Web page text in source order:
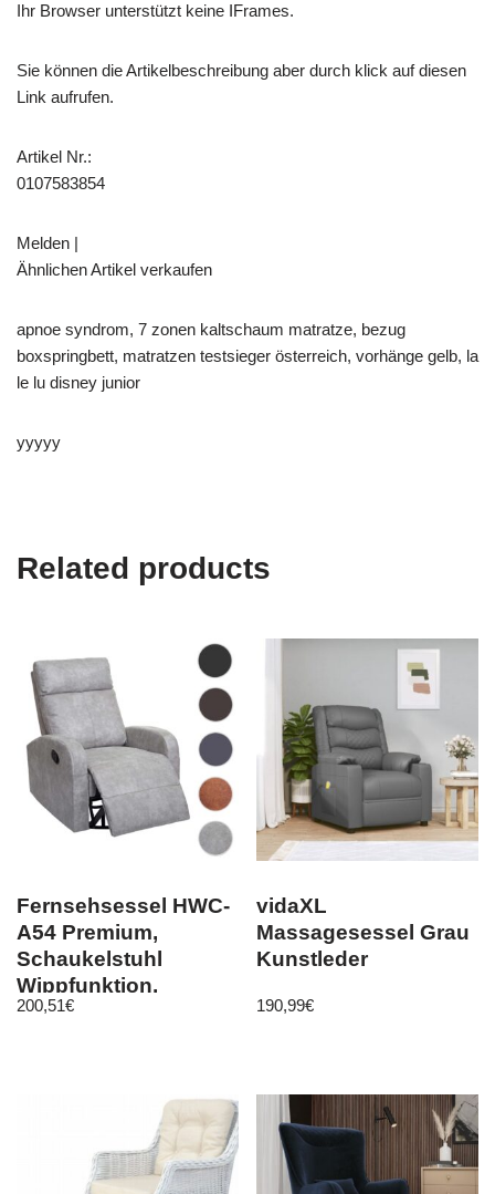
Ihr Browser unterstützt keine IFrames.
Sie können die Artikelbeschreibung aber durch klick auf diesen
Link aufrufen.
Artikel Nr.:
0107583854
Melden |
Ähnlichen Artikel verkaufen
apnoe syndrom, 7 zonen kaltschaum matratze, bezug
boxspringbett, matratzen testsieger österreich, vorhänge gelb, la
le lu disney junior
yyyyy
Related products
Fernsehsessel HWC-
A54 Premium,
Schaukelstuhl
Wippfunktion,
drehbar Kunstleder
200,51€
vidaXL
Massagesessel Grau
Kunstleder
190,99€